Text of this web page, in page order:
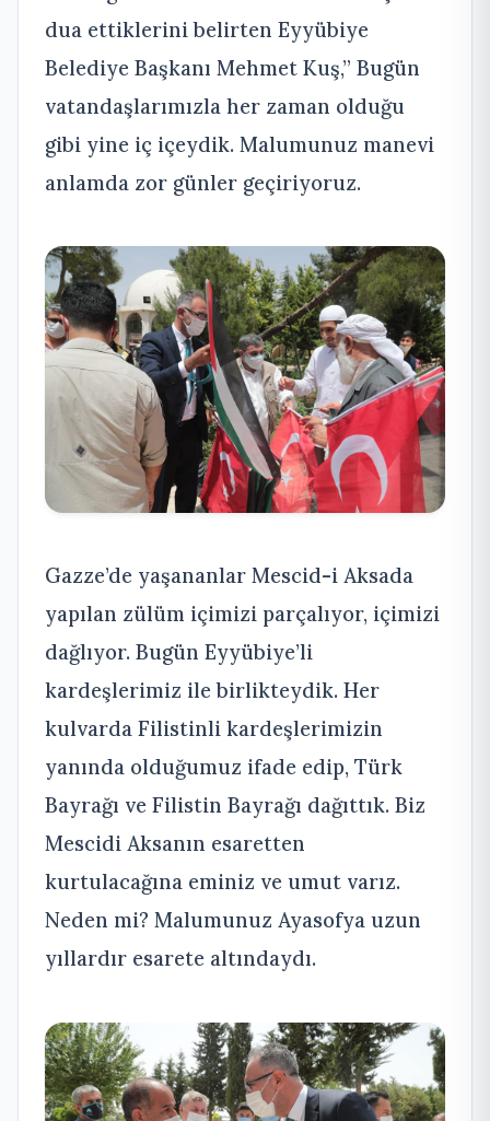
dua ettiklerini belirten Eyyübiye
Belediye Başkanı Mehmet Kuş,” Bugün
vatandaşlarımızla her zaman olduğu
gibi yine iç içeydik. Malumunuz manevi
anlamda zor günler geçiriyoruz.
Gazze’de yaşananlar Mescid-i Aksada
yapılan zülüm içimizi parçalıyor, içimizi
dağlıyor. Bugün Eyyübiye’li
kardeşlerimiz ile birlikteydik. Her
kulvarda Filistinli kardeşlerimizin
yanında olduğumuz ifade edip, Türk
Bayrağı ve Filistin Bayrağı dağıttık. Biz
Mescidi Aksanın esaretten
kurtulacağına eminiz ve umut varız.
Neden mi? Malumunuz Ayasofya uzun
yıllardır esarete altındaydı.